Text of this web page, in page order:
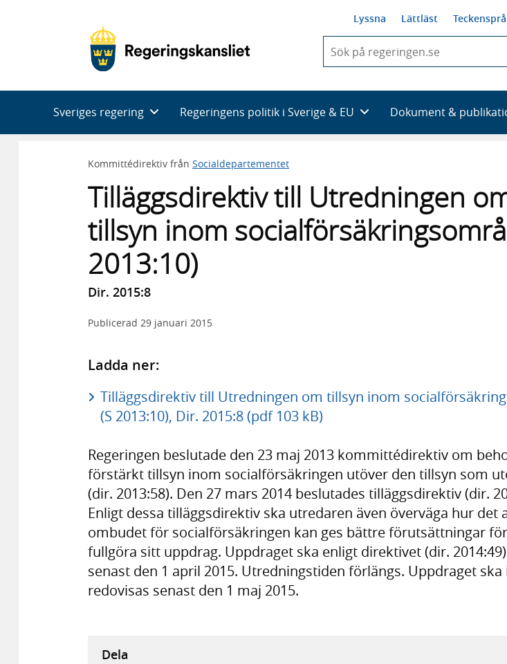
Lyssna Lättläst
du
skriva
framträder
en
Sveriges regering Regeringens politik i Sverige & EU Dokument &
Kommittédirektiv från Socialdepartementet
Tilläggsdirektiv till Utredningen
tillsyn inom
2013:10)
Dir. 2015:8
Publicerad 29 januari 2015
Ladda ner:
Tilläggsdirektiv till Utredningen om tillsyn inom
(S 2013:10), Dir. 2015:8 (pdf 103 kB)
Regeringen beslutade den 23 maj 2013 kommittédirektiv om
förstärkt tillsyn inom socialförsäkringen utöver den tillsyn som
(dir. 2013:58). Den 27 mars 2014 beslutades tilläggsdirektiv (dir.
Enligt dessa tilläggsdirektiv ska utredaren även överväga hur det
ombudet för socialförsäkringen kan ges bättre förutsättningar
fullgöra sitt uppdrag. Uppdraget ska enligt direktivet (dir.
senast den 1 april 2015. Utredningstiden förlängs. Uppdraget ska
redovisas senast den 1 maj 2015.
Dela